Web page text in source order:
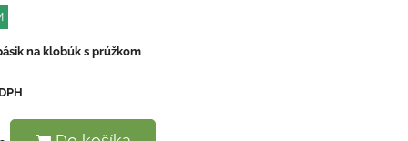
na klobúk s prúžkom